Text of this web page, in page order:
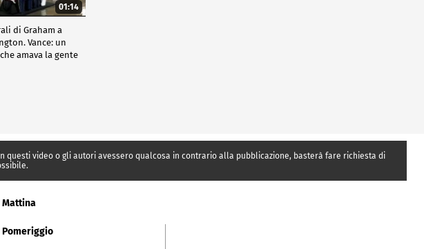
01:14
di Graham a
Vance: un
amava la gente
video o gli autori avessero qualcosa in contrario alla pubblicazione, basterà fare richiesta di
Mattina
Pomeriggio